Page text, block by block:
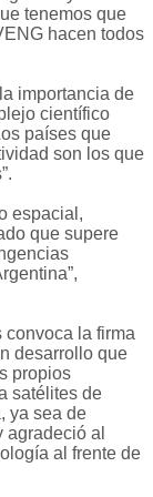
tenemos que
hacen todos
importancia de
científico
países que
son los que
espacial,
que supere
convoca la firma
desarrollo que
propios
satélites de
ya sea de
agradeció al
al frente de